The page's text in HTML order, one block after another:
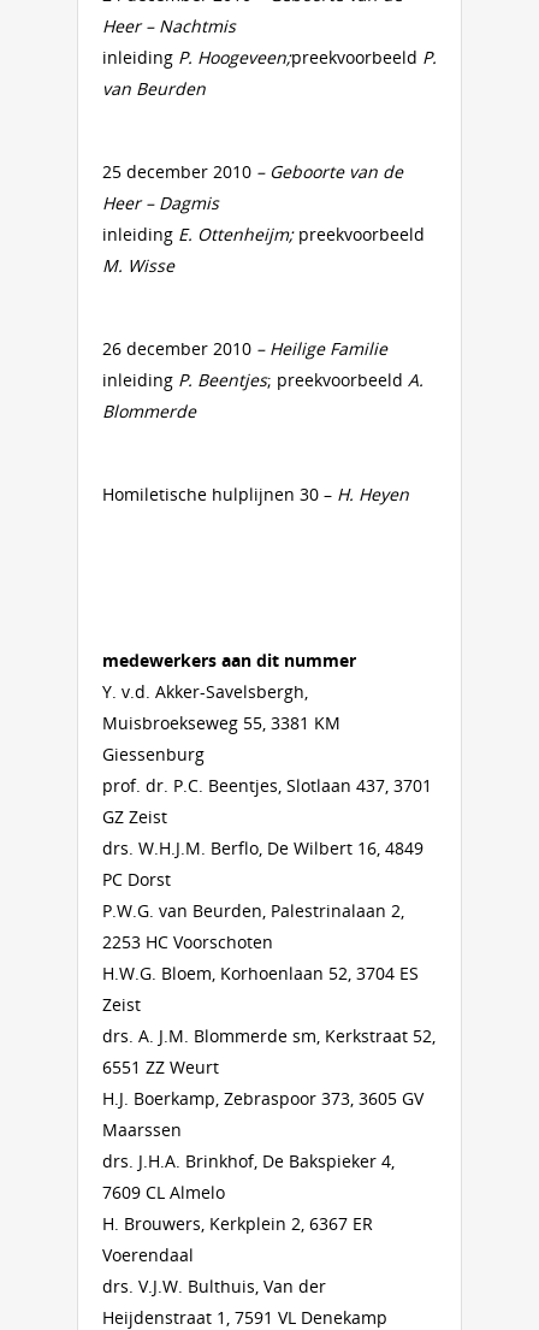
Heer – Nachtmis
inleiding P. Hoogeveen;preekvoorbeeld P.
van Beurden
25 december 2010 – Geboorte van de
Heer – Dagmis
inleiding E. Ottenheijm;preekvoorbeeld
M. Wisse
26 december 2010 – Heilige Familie
inleiding P. Beentjes; preekvoorbeeld A.
Blommerde
Homiletische hulplijnen 30 – H. Heyen
medewerkers aan dit nummer
Y. v.d. Akker-Savelsbergh,
Muisbroekseweg 55, 3381 KM
Giessenburg
prof. dr. P.C. Beentjes, Slotlaan 437, 3701
GZ Zeist
drs. W.H.J.M. Berflo, De Wilbert 16, 4849
PC Dorst
P.W.G. van Beurden, Palestrinalaan 2,
2253 HC Voorschoten
H.W.G. Bloem, Korhoenlaan 52, 3704 ES
Zeist
drs. A. J.M. Blommerde sm, Kerkstraat 52,
6551 ZZ Weurt
H.J. Boerkamp, Zebraspoor 373, 3605 GV
Maarssen
drs. J.H.A. Brinkhof, De Bakspieker 4,
7609 CL Almelo
H. Brouwers, Kerkplein 2, 6367 ER
Voerendaal
drs. V.J.W. Bulthuis, Van der
Heijdenstraat 1, 7591 VL Denekamp